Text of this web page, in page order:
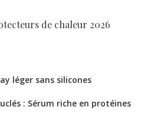
de chaleur 2026
léger sans silicones
: Sérum riche en protéines